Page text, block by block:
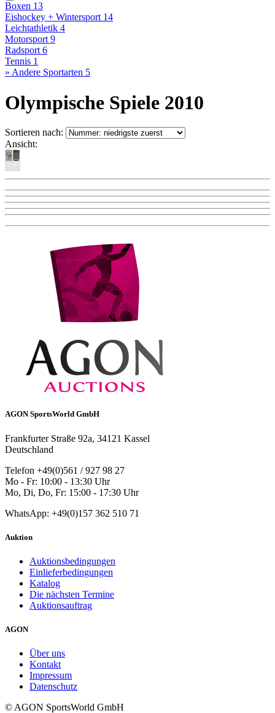
Boxen 13
Eishockey + Wintersport 14
Leichtathletik 4
Motorsport 9
Radsport 6
Tennis 1
» Andere Sportarten 5
Olympische Spiele 2010
Sortieren nach:
Ansicht:
AGON SportsWorld GmbH
Frankfurter Straße 92a, 34121 Kassel
Deutschland
Telefon +49(0)561 / 927 98 27
Mo - Fr: 10:00 - 13:30 Uhr
Mo, Di, Do, Fr: 15:00 - 17:30 Uhr
WhatsApp: +49(0)157 362 510 71
Auktion
Auktionsbedingungen
Einlieferbedingungen
Katalog
Die nächsten Termine
Auktionsauftrag
AGON
Über uns
Kontakt
Impressum
Datenschutz
© AGON SportsWorld GmbH